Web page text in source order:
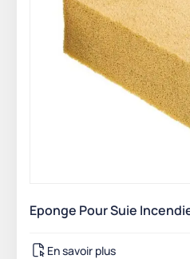
Eponge Pour Suie
En savoir plus